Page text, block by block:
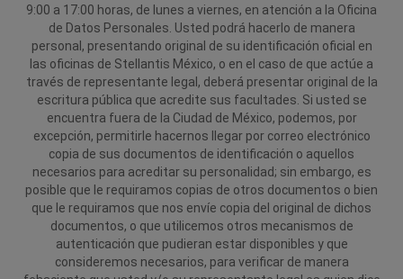
9:00 a 17:00 horas, de lunes a viernes, en atención a la Oficina
de Datos Personales. Usted podrá hacerlo de manera
personal, presentando original de su identificación oficial en
las oficinas de Stellantis México, o en el caso de que actúe a
través de representante legal, deberá presentar original de la
escritura pública que acredite sus facultades. Si usted se
encuentra fuera de la Ciudad de México, podemos, por
excepción, permitirle hacernos llegar por correo electrónico
copia de sus documentos de identificación o aquellos
necesarios para acreditar su personalidad; sin embargo, es
posible que le requiramos copias de otros documentos o bien
que le requiramos que nos envíe copia del original de dichos
documentos, o que utilicemos otros mecanismos de
autenticación que pudieran estar disponibles y que
consideremos necesarios, para verificar de manera